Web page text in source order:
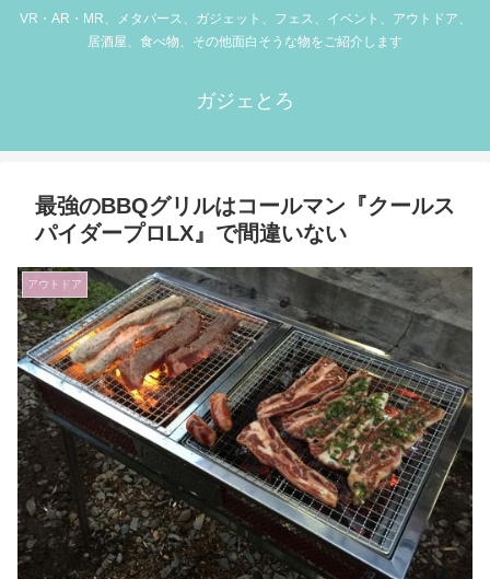
VR・AR・MR、メタバース、ガジェット、フェス、イベント、アウトドア、
居酒屋、食べ物、その他面白そうな物をご紹介します
ガジェとろ
最強のBBQグリルはコールマン『クールス
パイダープロLX』で間違いない
アウトドア